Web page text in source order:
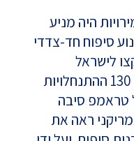
היה מניע
סיפוח חד-צדדי
לישראל
בתוכנית השלום של טראמפ – כל 130 ההתנחלויות
טראמפ סיבה
ראה את